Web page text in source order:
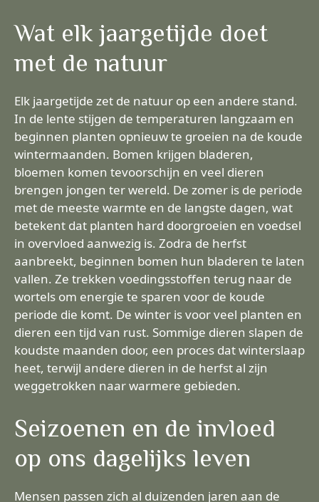
Wat elk jaargetijde doet
met de natuur
Elk jaargetijde zet de natuur op een andere stand.
In de lente stijgen de temperaturen langzaam en
beginnen planten opnieuw te groeien na de koude
wintermaanden. Bomen krijgen bladeren,
bloemen komen tevoorschijn en veel dieren
brengen jongen ter wereld. De zomer is de periode
met de meeste warmte en de langste dagen, wat
betekent dat planten hard doorgroeien en voedsel
in overvloed aanwezig is. Zodra de herfst
aanbreekt, beginnen bomen hun bladeren te laten
vallen. Ze trekken voedingsstoffen terug naar de
wortels om energie te sparen voor de koude
periode die komt. De winter is voor veel planten en
dieren een tijd van rust. Sommige dieren slapen de
koudste maanden door, een proces dat winterslaap
heet, terwijl andere dieren in de herfst al zijn
weggetrokken naar warmere gebieden.
Seizoenen en de invloed
op ons dagelijks leven
Mensen passen zich al duizenden jaren aan de